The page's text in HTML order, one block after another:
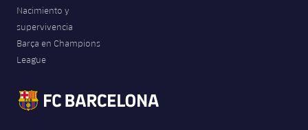
Nacimiento y
supervivencia
Barça en Champions
League